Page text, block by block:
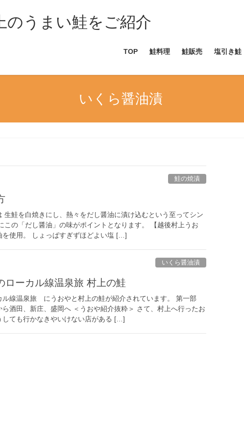
のうまい鮭をご紹介
TOP 鮭料理 鮭販売 塩引き鮭
いくら醤油漬
鮭の焼漬
生鮭を白焼きにし、熱々をだし醤油に漬け込むという至ってシン
この「だし醤油」の味がポイントとなります。 【越後村上うお
を使用。 しょっぱすぎずほどよい塩 […]
いくら醤油漬
ローカル線温泉旅 村上の鮭
ル線温泉旅 にうおやと村上の鮭が紹介されています。 第一部
田、新庄、盛岡へ ＜うおや紹介抜粋＞ さて、村上へ行ったお
しても行かなきやいけない店がある […]